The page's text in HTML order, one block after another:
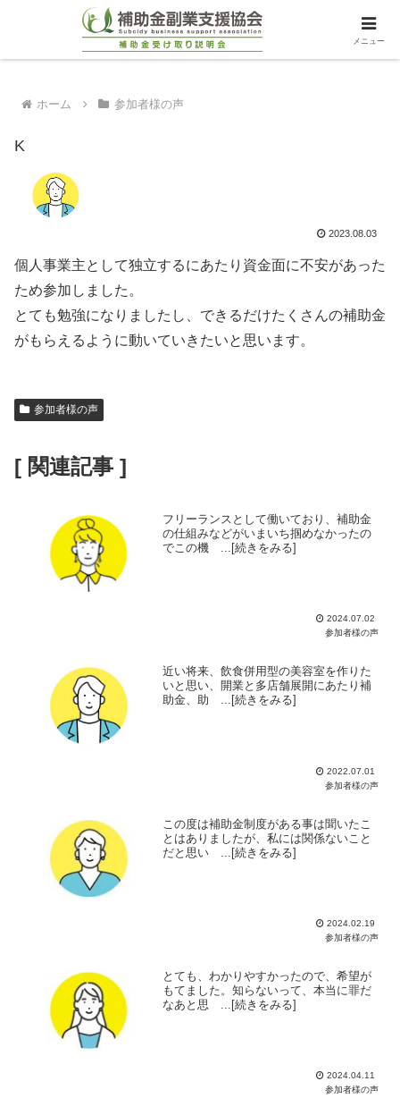
ホーム 参加者様の声
K
2023.08.03
個人事業主として独立するにあたり資金面に不安があった
ため参加しました。
とても勉強になりましたし、できるだけたくさんの補助金
がもらえるように動いていきたいと思います。
参加者様の声
[ 関連記事 ]
フリーランスとして働いており、補助金
の仕組みなどがいまいち掴めなかったの
でこの機 ...[続きをみる]
2024.07.02
参加者様の声
近い将来、飲食併用型の美容室を作りた
いと思い、開業と多店舗展開にあたり補
助金、助 ...[続きをみる]
2022.07.01
参加者様の声
この度は補助金制度がある事は聞いたこ
とはありましたが、私には関係ないこと
だと思い ...[続きをみる]
2024.02.19
参加者様の声
とても、わかりやすかったので、希望が
もてました。知らないって、本当に罪だ
なあと思 ...[続きをみる]
2024.04.11
参加者様の声
メニュー